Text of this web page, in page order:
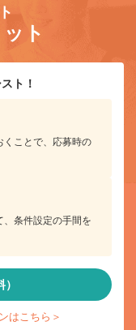
ト
ト！
くことで、応募時の
条件設定の手間を
はこちら＞